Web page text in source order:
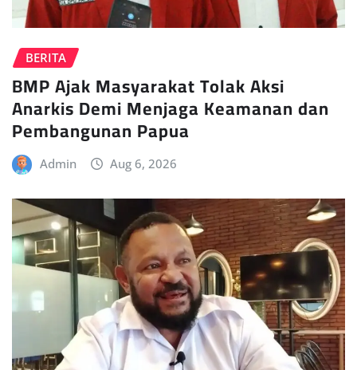
BERITA
BMP Ajak Masyarakat Tolak Aksi
Anarkis Demi Menjaga Keamanan dan
Pembangunan Papua
Admin Aug 6, 2026